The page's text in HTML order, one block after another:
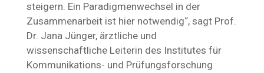
steigern. Ein Paradigmenwechsel in der
Zusammenarbeit ist hier notwendig“, sagt Prof.
Dr. Jana Jünger, ärztliche und
wissenschaftliche Leiterin des Institutes für
Kommunikations- und Prüfungsforschung